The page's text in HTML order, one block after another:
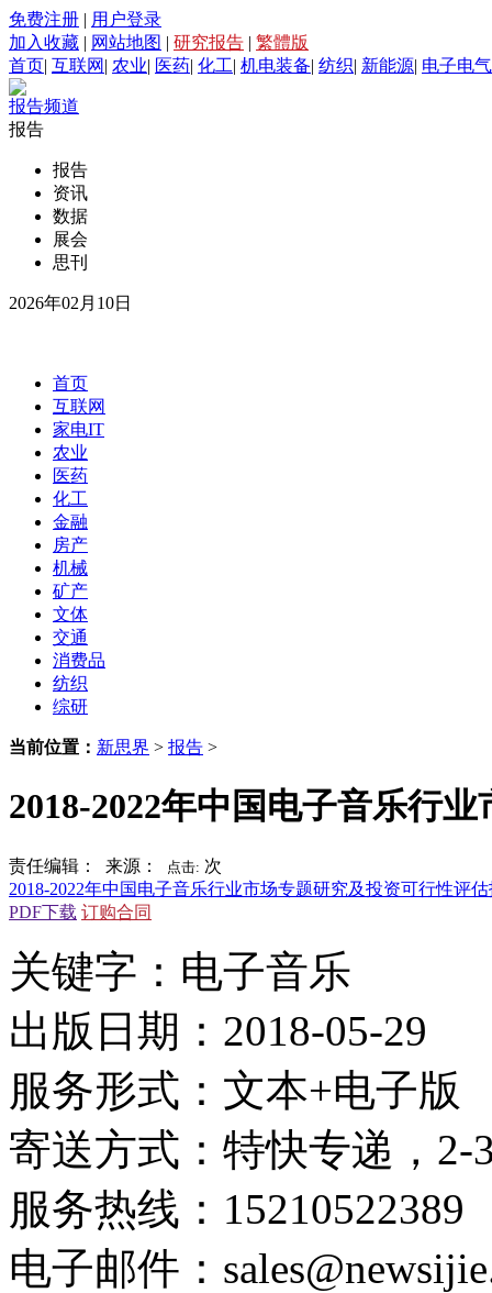
免费注册 | 用户登录
加入收藏 | 网站地图 | 研究报告 | 繁體版
首页| 互联网 | 农业| 医药| 化工| 机电装备| 纺织| 新能源| 电子电气
报告频道
报告
报告
资讯
数据
展会
思刊
2026年02月10日
首页
互联网
家电IT
农业
医药
化工
金融
房产
机械
矿产
文体
交通
消费品
纺织
综研
当前位置： 新思界 > 报告 >
2018-2022年中国电子音乐行
责任编辑： 来源： 点击: 次
2018-2022年中国电子音乐行业市场专题研究及投资可行性评
PDF下载 订购合同
关键字：电子音乐
出版日期：2018-05-29
服务形式：文本+电子版
寄送方式：特快专递，2-
服务热线：15210522389
电子邮件：